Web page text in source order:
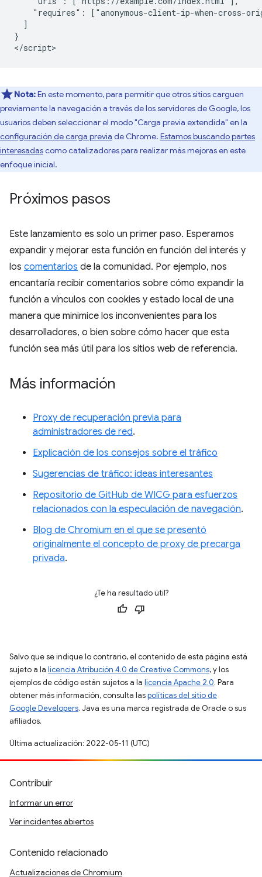
"requires": ["anonymous-client-ip-when-cross-
  ]
}
Nota:En este momento, para permitir que otros sitios carguen
previamente la navegación a través de los servidores de Google, los
usuarios deben seleccionar el modo "Carga previa extendida" en la
configuración de carga previa de Chrome. Estamos buscando partes
interesadascomo catalizadores para realizar más mejoras en este
enfoque inicial.
Próximos pasos
Este lanzamiento es solo un primer paso. Esperamos
expandir y mejorar esta función en función del interés y
los comentarios de la comunidad. Por ejemplo, nos
encantaría recibir comentarios sobre cómo expandir la
función a vínculos con cookies y estado local de una
manera que minimice los inconvenientes para los
desarrolladores, o bien sobre cómo hacer que esta
función sea más útil para los sitios web de referencia.
Más información
Proxy de recuperación previa para
administradores de red.
Explicación de los consejos sobre el tráfico
Sugerencias de tráfico: ideas interesantes
Repositorio de GitHub de WICG para esfuerzos
relacionados con la especulación de navegación.
Blog de Chromium en el que se presentó
originalmente el concepto de proxy de precarga
privada.
¿Te ha resultado útil?
Salvo que se indique lo contrario, el contenido de esta página está
sujeto a la licencia Atribución 4.0 de Creative Commons, y los
ejemplos de código están sujetos a la licencia Apache 2.0. Para
obtener más información, consulta laspolíticas del sitio de
Google Developers. Java es una marca registrada de Oracle o sus
afiliados.
Última actualización: 2022-05-11 (UTC)
Contribuir
Informar un error
Ver incidentes abiertos
Contenido relacionado
Actualizaciones de Chromium